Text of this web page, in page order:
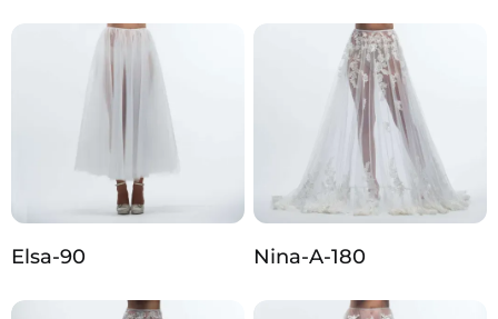
Elsa-90 Nina-A-180